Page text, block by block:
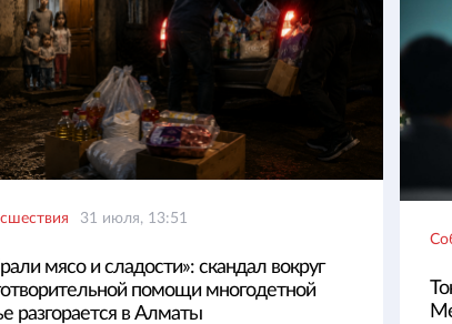
31 июля, 13:51
мясо и сладости»: скандал вокруг
помощи многодетной
разгорается в Алматы